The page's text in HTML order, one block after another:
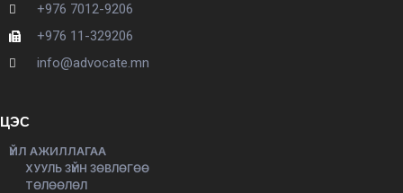
+976 7012-9206
+976 11-329206
info@advocate.mn
ЦЭС
ҮЙЛ АЖИЛЛАГАА
ХУУЛЬ ЗҮЙН ЗӨВЛӨГӨӨ
ТӨЛӨӨЛӨЛ